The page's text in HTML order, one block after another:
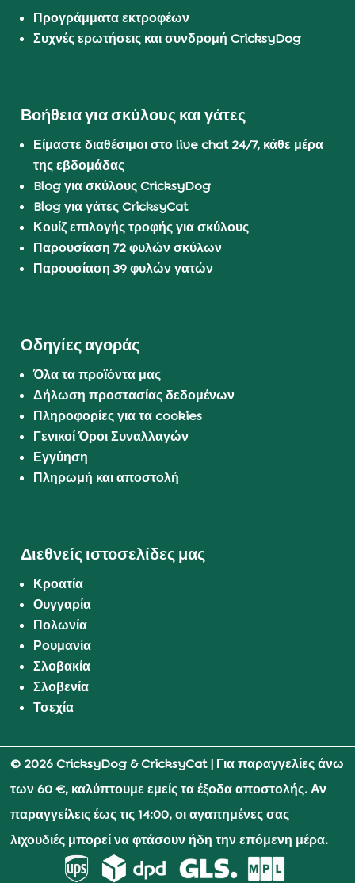
Προγράμματα εκτροφέων
Συχνές ερωτήσεις και συνδρομή CricksyDog
Βοήθεια για σκύλους και γάτες
Είμαστε διαθέσιμοι στο live chat 24/7, κάθε μέρα
της εβδομάδας
Blog για σκύλους CricksyDog
Blog για γάτες CricksyCat
Κουίζ επιλογής τροφής για σκύλους
Παρουσίαση 72 φυλών σκύλων
Παρουσίαση 39 φυλών γατών
Οδηγίες αγοράς
Όλα τα προϊόντα μας
Δήλωση προστασίας δεδομένων
Πληροφορίες για τα cookies
Γενικοί Όροι Συναλλαγών
Εγγύηση
Πληρωμή και αποστολή
Διεθνείς ιστοσελίδες μας
Κροατία
Ουγγαρία
Πολωνία
Ρουμανία
Σλοβακία
Σλοβενία
Τσεχία
© 2026 CricksyDog & CricksyCat| Για παραγγελίες άνω
των 60 €, καλύπτουμε εμείς τα έξοδα αποστολής. Αν
παραγγείλεις έως τις 14:00, οι αγαπημένες σας
λιχουδιές μπορεί να φτάσουν ήδη την επόμενη μέρα.